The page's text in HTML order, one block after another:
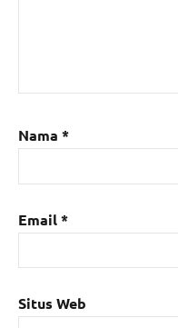
Nama *
Email*
Situs Web